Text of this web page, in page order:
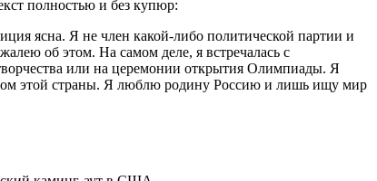
полностью и без купюр:
ясна. Я не член какой-либо политической партии и
об этом. На самом деле, я встречалась с
или на церемонии открытия Олимпиады. Я
этой страны. Я люблю родину Россию и лишь ищу мир